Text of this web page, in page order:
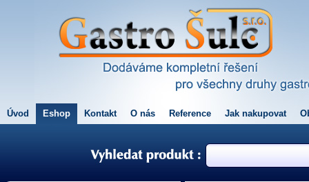
Úvod Eshop Kontakt O nás Reference Jak nakupovat